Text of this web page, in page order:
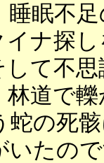
眠不
ナ探
て不
道で
蛇の死
いたの